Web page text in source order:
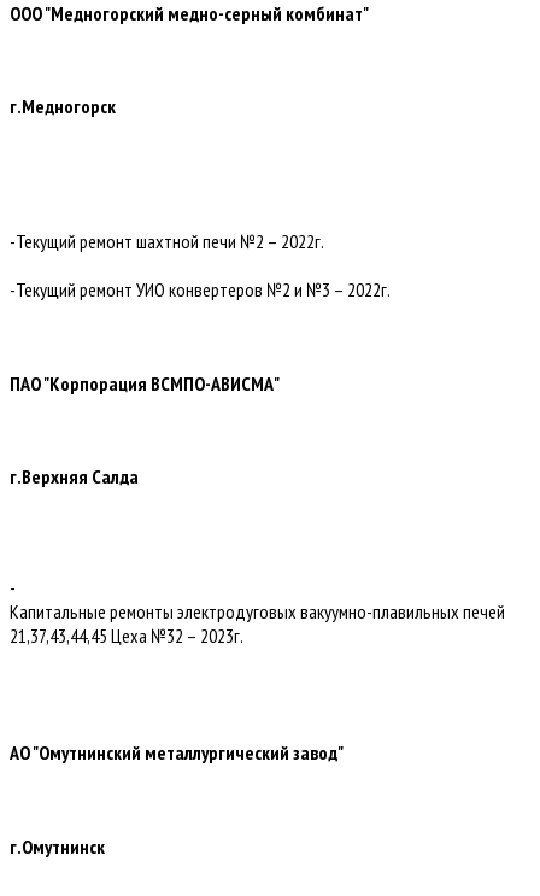
ООО "Медногорский медно-серный комбинат"
г.Медногорск
-Текущий ремонт шахтной печи №2 – 2022г.
-Текущий ремонт УИО конвертеров №2 и №3 – 2022г.
ПАО "Корпорация ВСМПО-АВИСМА"
г.Верхняя Салда
-
Капитальные ремонты электродуговых вакуумно-плавильных печей
21,37,43,44,45 Цеха №32 – 2023г.
АО "Омутнинский металлургический завод"
г.Омутнинск